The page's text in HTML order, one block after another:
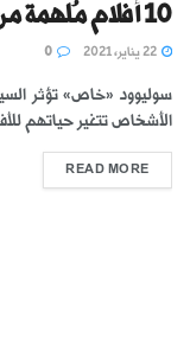
10 أفلام مُلهمة من شأنها أن تغير حياتك
سوليوود «خاص» تؤثر
الأشخاص تتغير حياتهم
READ MORE